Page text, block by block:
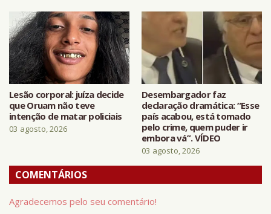
Lesão corporal: juíza decide
que Oruam não teve
intenção de matar policiais
03 agosto, 2026
Desembargador faz
declaração dramática: “Esse
país acabou, está tomado
pelo crime, quem puder ir
embora vá”. VÍDEO
03 agosto, 2026
COMENTÁRIOS
Agradecemos pelo seu comentário!